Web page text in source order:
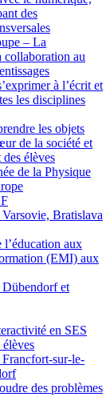
des
– La
collaboration au
à l’écrit et
les disciplines
les objets
de la société et
élèves
de la Physique
Bratislava
aux
(EMI) aux
et
en SES
sur-le-
des problèmes